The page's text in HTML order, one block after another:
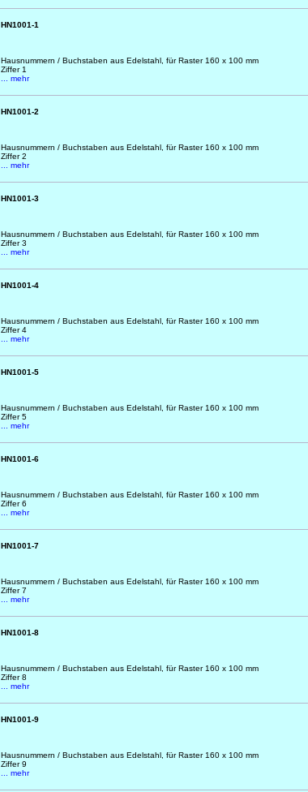
HN1001-1
Hausnummern / Buchstaben aus Edelstahl, für Raster 160 x 100 mm
Ziffer 1
... mehr
HN1001-2
Hausnummern / Buchstaben aus Edelstahl, für Raster 160 x 100 mm
Ziffer 2
... mehr
HN1001-3
Hausnummern / Buchstaben aus Edelstahl, für Raster 160 x 100 mm
Ziffer 3
... mehr
HN1001-4
Hausnummern / Buchstaben aus Edelstahl, für Raster 160 x 100 mm
Ziffer 4
... mehr
HN1001-5
Hausnummern / Buchstaben aus Edelstahl, für Raster 160 x 100 mm
Ziffer 5
... mehr
HN1001-6
Hausnummern / Buchstaben aus Edelstahl, für Raster 160 x 100 mm
Ziffer 6
... mehr
HN1001-7
Hausnummern / Buchstaben aus Edelstahl, für Raster 160 x 100 mm
Ziffer 7
... mehr
HN1001-8
Hausnummern / Buchstaben aus Edelstahl, für Raster 160 x 100 mm
Ziffer 8
... mehr
HN1001-9
Hausnummern / Buchstaben aus Edelstahl, für Raster 160 x 100 mm
Ziffer 9
... mehr